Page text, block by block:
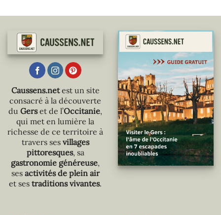
Caussens.netest un site
consacré à la découverte
du Gerset de l’Occitanie,
qui met en lumière la
richesse de ce territoire à
travers ses villages
pittoresques, sa
gastronomie généreuse,
ses activités de plein air
et ses traditions vivantes.